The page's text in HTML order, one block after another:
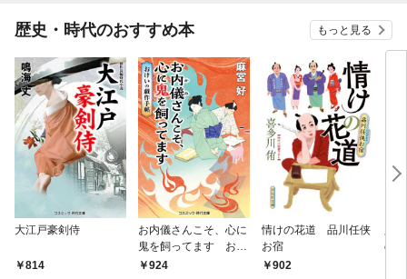
歴史・時代のおすすめ本 もっと見る
大江戸豪剣侍
814
お内儀さんこそ、心に
鬼を飼ってます おけ
いの戯作手帖
924
情けの花道 品川任侠
お宿
902
の